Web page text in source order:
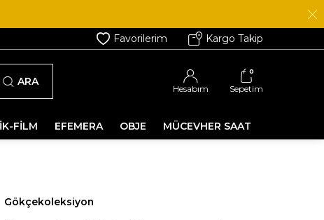
Favorilerim Kargo Takip
ARA
Hesabım
0
Sepetim
FİLM EFEMERA OBJE MÜCEVHER SAAT
Gökçekoleksiyon